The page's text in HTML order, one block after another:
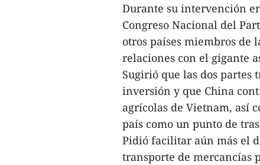
Durante su intervención
Congreso Nacional del
otros países miembros de
relaciones con el gigante
Sugirió que las dos
inversión y que China
agrícolas de Vietnam, así
país como un punto de
Pidió facilitar aún más el
transporte de mercancías